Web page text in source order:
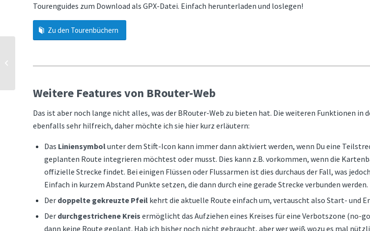
Tourenguides zum Download als GPX-Datei. Einfach herunterladen und loslegen!
Zu den Tourenbüchern
Weitere Features von BRouter-Web
Das ist aber noch lange nicht alles, was der BRouter-Web zu bieten hat. Die weiteren Funktionen in
ebenfalls sehr hilfreich, daher möchte ich sie hier kurz erläutern:
Das Liniensymbolunter dem Stift-Icon kann immer dann aktiviert werden, wenn Du eine
geplanten Route integrieren möchtest oder musst. Dies kann z.B. vorkommen, wenn die
offizielle Strecke findet. Bei einigen Flüssen oder Flussarmen ist dies durchaus der Fall, was
Einfach in kurzem Abstand Punkte setzen, die dann durch eine gerade Strecke verbunden werden.
Der doppelte gekreuzte Pfeil kehrt die aktuelle Route einfach um, vertauscht also Start- und
Der durchgestrichene Kreis ermöglicht das Aufziehen eines Kreises für eine Verbotszone (no-
dann keine Route geplant. Hab ich bisher noch nicht gebraucht, aber wer weiß wozu es mal
Kaufentscheidung